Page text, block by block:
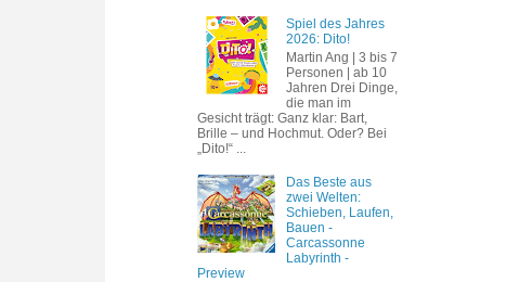
Spiel des Jahres
2026: Dito!
Martin Ang | 3 bis 7
Personen | ab 10
Jahren Drei Dinge,
die man im
Gesicht trägt: Ganz klar: Bart,
Brille – und Hochmut. Oder? Bei
„Dito!“ ...
Das Beste aus
zwei Welten:
Schieben, Laufen,
Bauen -
Carcassonne
Labyrinth -
Preview